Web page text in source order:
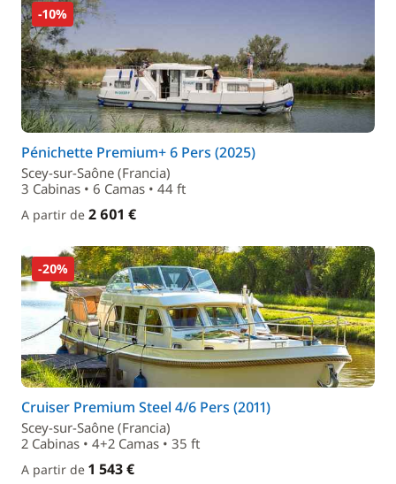
-10%
Pénichette Premium+ 6 Pers (2025)
Scey-sur-Saône (Francia)
3 Cabinas • 6 Camas • 44 ft
A partir de 2 601 €
-20%
Cruiser Premium Steel 4/6 Pers (2011)
Scey-sur-Saône (Francia)
2 Cabinas • 4+2 Camas • 35 ft
A partir de 1 543 €